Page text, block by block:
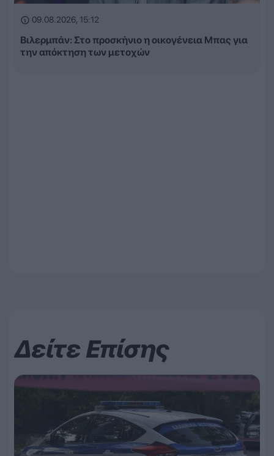
09.08.2026, 15:12
Βιλερμπάν: Στο προσκήνιο η οικογένεια Μπας για
την απόκτηση των μετοχών
Δείτε Επίσης